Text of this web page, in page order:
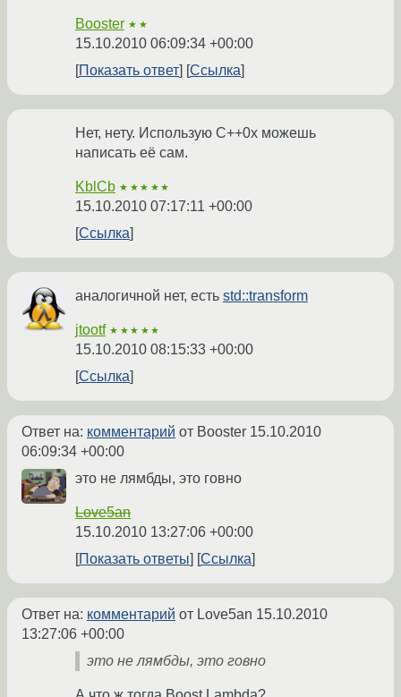
Booster ★★
15.10.2010 06:09:34 +00:00
Показать ответ
Ссылка
Нет, нету. Использую C++0x можешь
написать её сам.
KblCb ★★★★★
15.10.2010 07:17:11 +00:00
Ссылка
аналогичной нет, есть std::transform
jtootf ★★★★★
15.10.2010 08:15:33 +00:00
Ссылка
Ответ на: комментарий от Booster 15.10.2010
06:09:34 +00:00
это не лямбды, это говно
Love5an
15.10.2010 13:27:06 +00:00
Показать ответы
Ссылка
Ответ на: комментарий от Love5an 15.10.2010
13:27:06 +00:00
это не лямбды, это говно